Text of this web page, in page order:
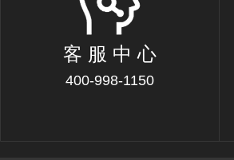
客 服 中 心
400-998-1150